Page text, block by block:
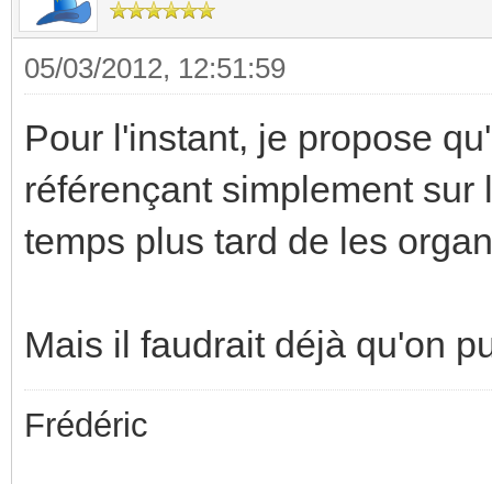
05/03/2012, 12:51:59
Pour l'instant, je propose
référençant simplement
temps plus tard de les
Mais il faudrait déjà qu'on
Frédéric